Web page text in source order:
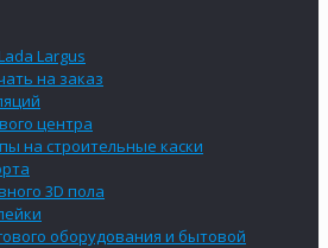
Largus
на заказ
центра
на строительные каски
3D пола
оборудования и бытовой